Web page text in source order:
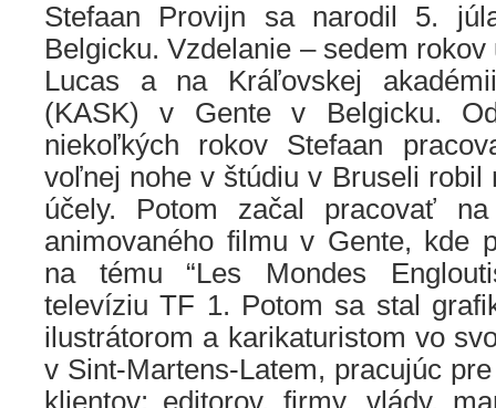
Stefaan Provijn sa narodil 5.
Belgicku. Vzdelanie – sedem
Lucas a na Kráľovskej
(KASK) v Gente v Belgicku.
niekoľkých rokov Stefaan
voľnej nohe v štúdiu v Bruseli robil
účely. Potom začal pracovať
animovaného filmu v Gente, kde
na tému “Les Mondes
televíziu TF 1. Potom sa stal
ilustrátorom a karikaturistom vo
v Sint-Martens-Latem, pracujúc
klientov: editorov, firmy, vlády,